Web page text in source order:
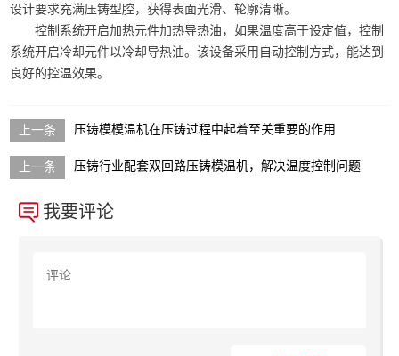
设计要求充满压铸型腔，获得表面光滑、轮廓清晰。
控制系统开启加热元件加热导热油，如果温度高于设定值，控制
系统开启冷却元件以冷却导热油。该设备采用自动控制方式，能达到
良好的控温效果。
压铸模模温机在压铸过程中起着至关重要的作用
压铸行业配套双回路压铸模温机，解决温度控制问题
我要评论